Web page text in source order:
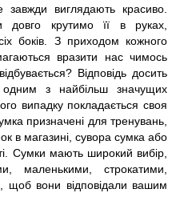
завжди виглядають красиво.
крутимо її в руках,
боків. З приходом кожного
вразити нас чимось
Відповідь досить
з найбільш значущих
випадку покладається своя
призначені для тренувань,
в магазині, сувора сумка або
Сумки мають широкий вибір,
маленькими, строкатими,
щоб вони відповідали вашим